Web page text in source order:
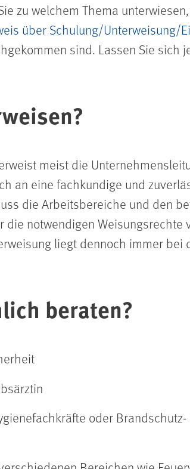
zu welchem Thema
über Schulung/Unterweisung/
sind. Lassen Sie
meist die
an eine fachkundige und
die Arbeitsbereiche und den
die notwendigen Weisungsrechte
liegt dennoch immer bei
beraten?
oder Brandschutz-